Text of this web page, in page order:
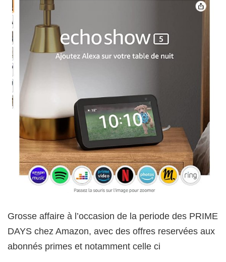
Grosse affaire à l’occasion de la periode des PRIME
DAYS chez Amazon, avec des offres reservées aux
abonnés primes et notamment celle ci